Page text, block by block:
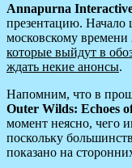
Annapurna
презентацию. Начало
московскому
которые выйдут в
ждать некие анонсы.
Напомним, что в
Outer Wilds: Echoes
момент неясно, чего
поскольку
показано на